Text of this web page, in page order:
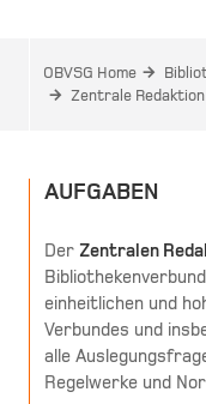
OBVSG Home
Zentrale Redaktion
AUFGABEN
Der Zentralen
einheitlichen und
Verbundes und
alle
Regelwerke und